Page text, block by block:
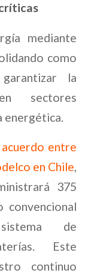
mediante
como
la
sectores
energética.
acuerdo entre
en Chile,
375
convencional
de
Este
continuo